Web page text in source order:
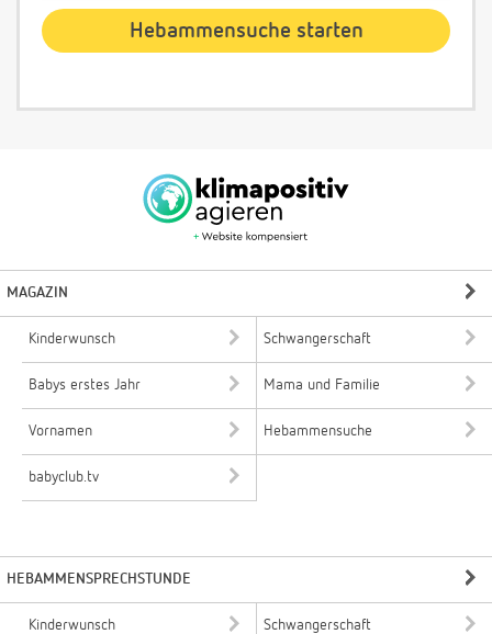
MAGAZIN
Kinderwunsch Schwangerschaft
Babys erstes Jahr Mama und Familie
Vornamen Hebammensuche
babyclub.tv
HEBAMMENSPRECHSTUNDE
Kinderwunsch Schwangerschaft